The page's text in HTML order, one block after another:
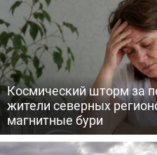
Космический шторм за
жители северных
магнитные бури